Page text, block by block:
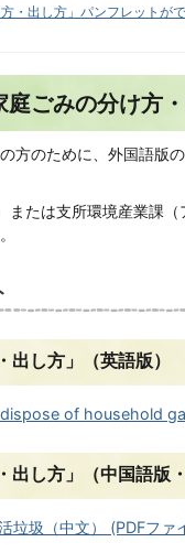
・出し方」パンフレットが
庭ごみの分け方
方のために、外国語版
または支所環境産業課
出し方」（英語版）
of household
出し方」（中国語版
垃圾（中文） (PDFファ